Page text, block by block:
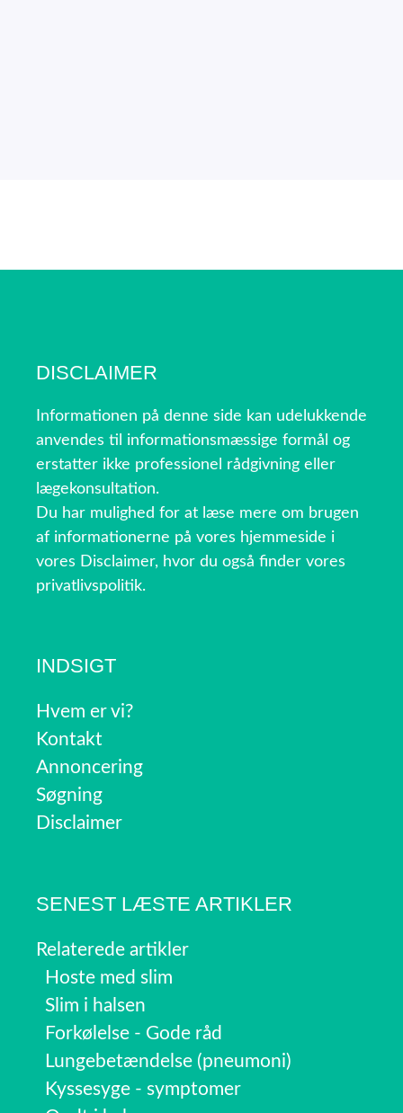
DISCLAIMER
Informationen på denne side kan udelukkende
anvendes til informationsmæssige formål og
erstatter ikke professionel rådgivning eller
lægekonsultation.
Du har mulighed for at læse mere om brugen
af informationerne på vores hjemmeside i
vores Disclaimer, hvor du også finder vores
privatlivspolitik.
INDSIGT
Hvem er vi?
Kontakt
Annoncering
Søgning
Disclaimer
SENEST LÆSTE ARTIKLER
Relaterede artikler
Hoste med slim
Slim i halsen
Forkølelse - Gode råd
Lungebetændelse (pneumoni)
Kyssesyge - symptomer